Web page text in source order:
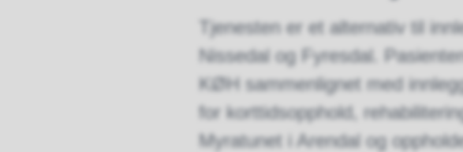
Tjenesten er et alternativ til
Nissedal og Fyresdal.
KØH sammenlignet med
for korttidsopphold,
Myratunet i Arendal og